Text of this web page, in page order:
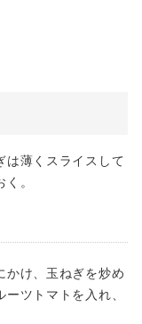
は薄くスライスして
。
かけ、玉ねぎを炒め
ツトマトを入れ、